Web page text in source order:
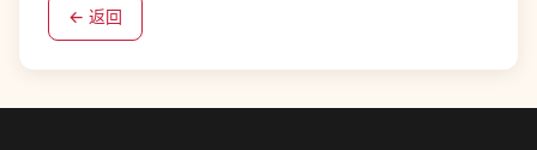
← 返回